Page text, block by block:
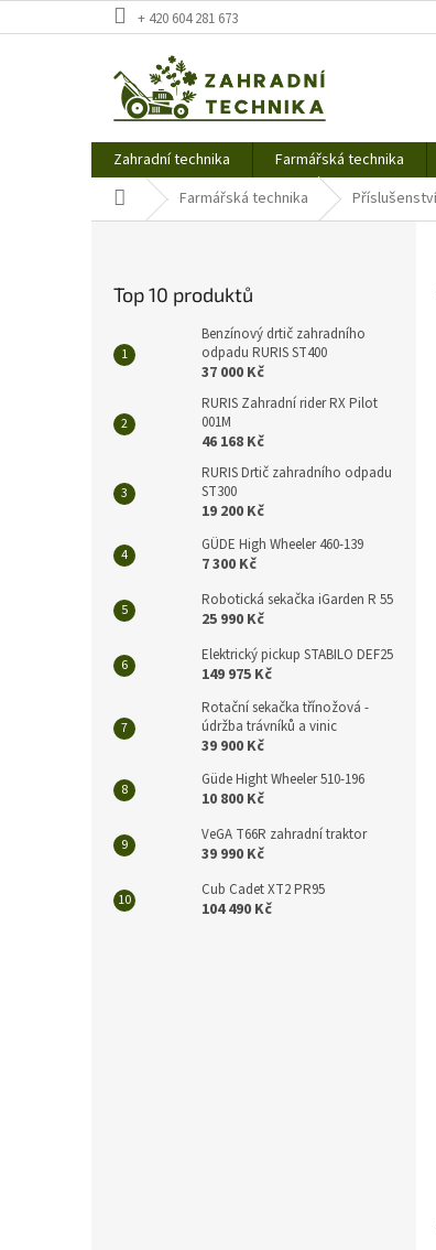
na
+ 420 604 281 673
Zahradní technika Farmářská technika
Domů Farmářská technika
Top 10 produktů
Benzínový drtič zahradního
odpadu RURIS ST400
37 000 Kč
RURIS Zahradní rider RX Pilot
001M
46 168 Kč
RURIS Drtič zahradního odpadu
ST300
19 200 Kč
GÜDE High Wheeler 460-139
7 300 Kč
Robotická sekačka iGarden R 55
25 990 Kč
Elektrický pickup STABILO DEF25
149 975 Kč
Rotační sekačka třínožová -
údržba trávníků a vinic
39 900 Kč
Güde Hight Wheeler 510-196
10 800 Kč
VeGA T66R zahradní traktor
39 990 Kč
Cub Cadet XT2 PR95
104 490 Kč